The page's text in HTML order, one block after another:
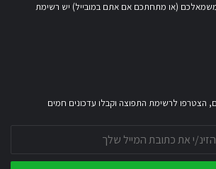
(או מתחתכם אם אתם במובייל) יש רשימת
הצטרפו לרשימת התפוצה וקבלו עדכונים חמים